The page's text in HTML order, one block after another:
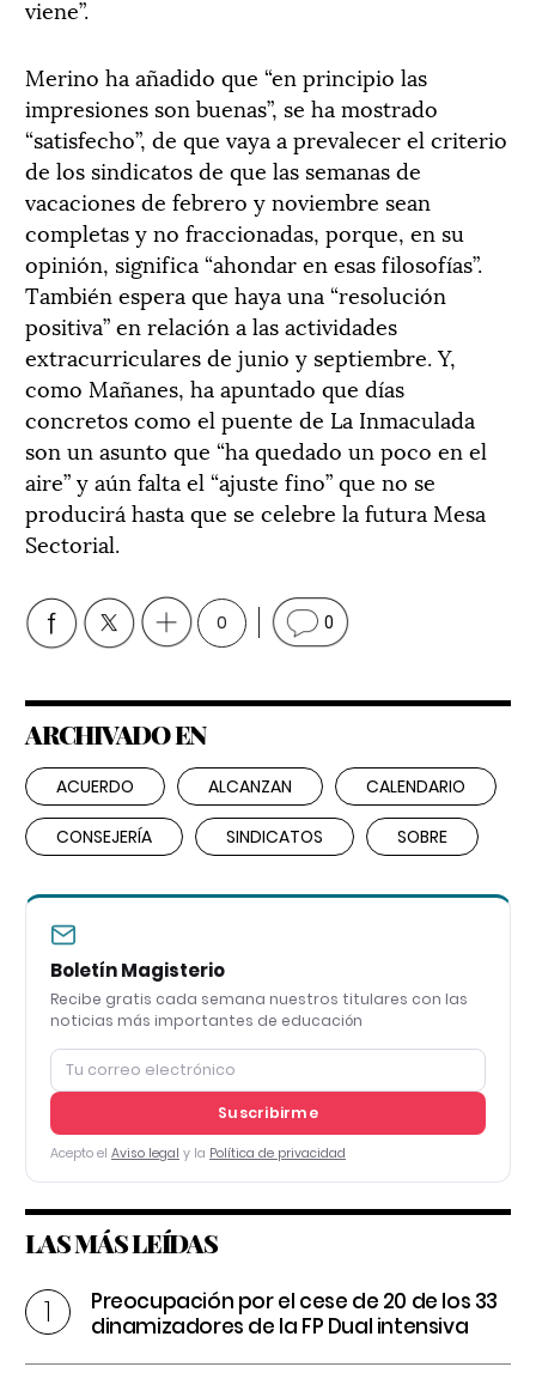
viene”.
Merino ha añadido que “en principio las
impresiones son buenas”, se ha mostrado
“satisfecho”, de que vaya a prevalecer el criterio
de los sindicatos de que las semanas de
vacaciones de febrero y noviembre sean
completas y no fraccionadas, porque, en su
opinión, significa “ahondar en esas filosofías”.
También espera que haya una “resolución
positiva” en relación a las actividades
extracurriculares de junio y septiembre. Y,
como Mañanes, ha apuntado que días
concretos como el puente de La Inmaculada
son un asunto que “ha quedado un poco en el
aire” y aún falta el “ajuste fino” que no se
producirá hasta que se celebre la futura Mesa
Sectorial.
0 0
ARCHIVADO EN
ACUERDO ALCANZAN CALENDARIO
CONSEJERÍA SINDICATOS SOBRE
Boletín Magisterio
Recibe gratis cada semana nuestros titulares con las
noticias más importantes de educación
Suscribirme
Acepto el Aviso legal y la Política de privacidad
LAS MÁS LEÍDAS
Preocupación por el cese de 20 de los 33
dinamizadores de la FP Dual intensiva